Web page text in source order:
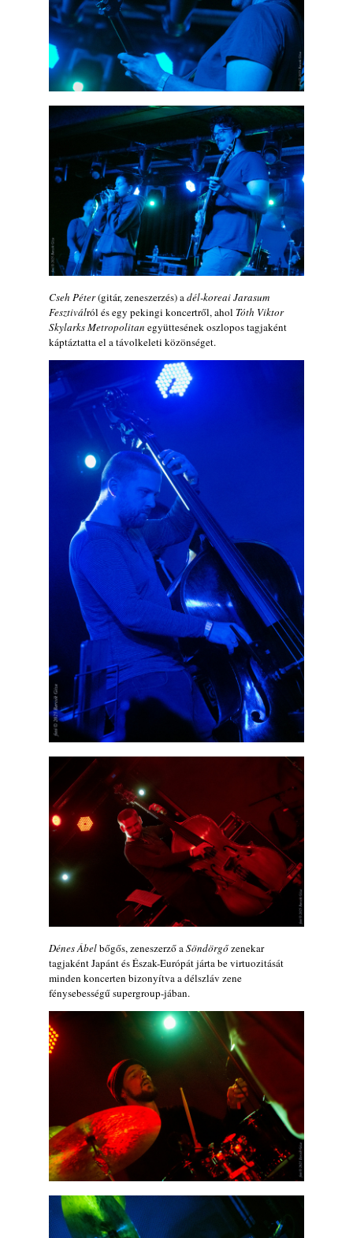
Cseh Péter(gitár, zeneszerzés) adél-koreai Jarasum
Fesztiválról és egy pekingi koncertről, ahol Tóth Viktor
Skylarks Metropolitan együttesének oszlopos tagjaként
káptáztatta el a távolkeleti közönséget.
Dénes Ábelbőgős, zeneszerző aSöndörgőzenekar
tagjaként Japánt és Észak-Európát járta be virtuozitását
minden koncerten bizonyítva a délszláv zene
fénysebességű supergroup-jában.